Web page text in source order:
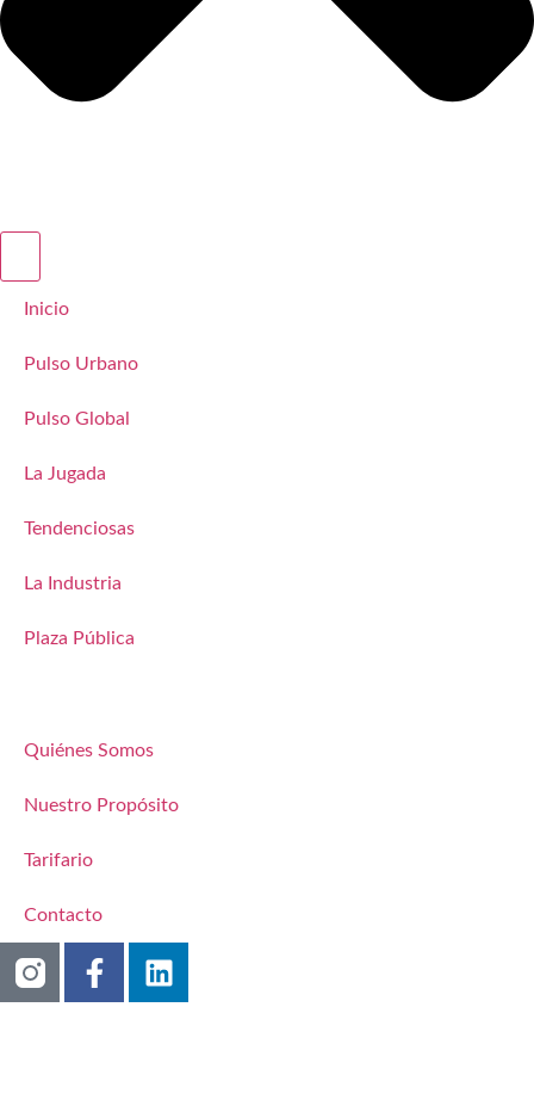
Inicio
Pulso Urbano
Pulso Global
La Jugada
Tendenciosas
La Industria
Plaza Pública
Quiénes Somos
Nuestro Propósito
Tarifario
Contacto